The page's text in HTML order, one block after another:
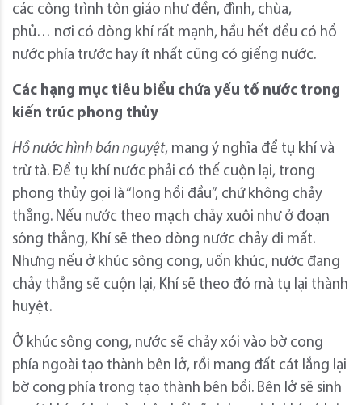
các công trình tôn giáo như đền, đình, chùa,
phủ… nơi có dòng khí rất mạnh, hầu hết đều có hồ
nước phía trước hay ít nhất cũng có giếng nước.
Các hạng mục tiêu biểu chứa yếu tố nước trong
kiến trúc phong thủy
Hồ nước hình bán nguyệt, mang ý nghĩa để tụ khí và
trừ tà. Để tụ khí nước phải có thế cuộn lại, trong
phong thủy gọi là “long hồi đầu”, chứ không chảy
thẳng. Nếu nước theo mạch chảy xuôi như ở đoạn
sông thẳng, Khí sẽ theo dòng nước chảy đi mất.
Nhưng nếu ở khúc sông cong, uốn khúc, nước đang
chảy thẳng sẽ cuộn lại, Khí sẽ theo đó mà tụ lại thành
huyệt.
Ở khúc sông cong, nước sẽ chảy xói vào bờ cong
phía ngoài tạo thành bên lở, rồi mang đất cát lắng lại
bờ cong phía trong tạo thành bên bồi. Bên lở sẽ sinh